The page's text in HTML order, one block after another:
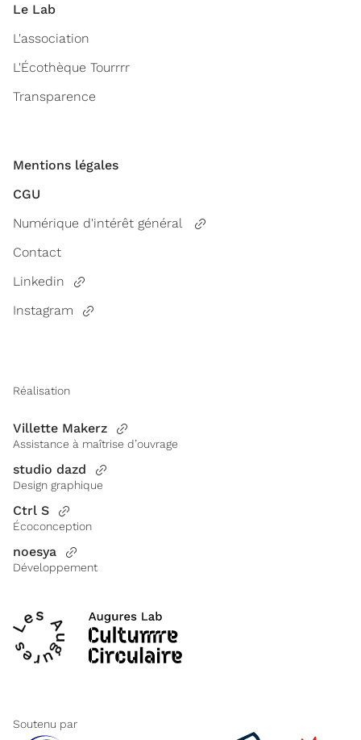
Le Lab
L'association
L'Écothèque Tourrrr
Transparence
Mentions légales
CGU
Numérique d'intérêt général
Contact
Linkedin
Instagram
Réalisation
Villette Makerz
Assistance à maîtrise d’ouvrage
studio dazd
Design graphique
Ctrl S
Écoconception
noesya
Développement
Soutenu par